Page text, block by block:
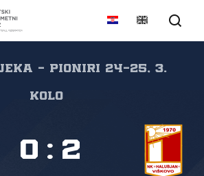
- pioniri 24-25, 3.
kolo
0 : 2